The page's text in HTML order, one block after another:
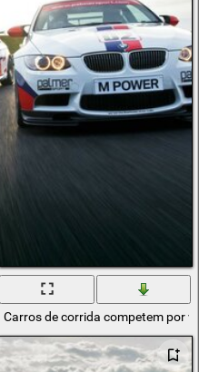
na floresta
Carros de corrida competem por